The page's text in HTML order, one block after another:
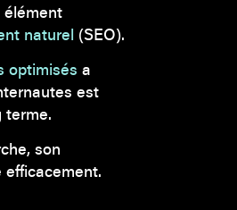
élément
naturel (SEO).
optimisés a
est
terme.
son